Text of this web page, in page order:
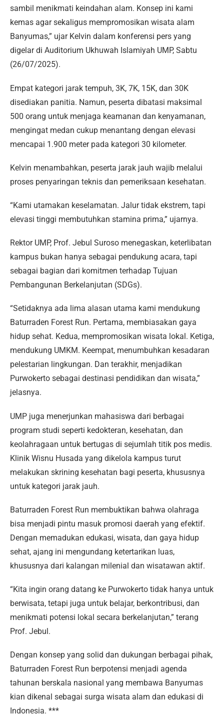
sambil menikmati keindahan alam. Konsep ini kami
kemas agar sekaligus mempromosikan wisata alam
Banyumas,” ujar Kelvin dalam konferensi pers yang
digelar di Auditorium Ukhuwah Islamiyah UMP, Sabtu
(26/07/2025).
Empat kategori jarak tempuh, 3K, 7K, 15K, dan 30K
disediakan panitia. Namun, peserta dibatasi maksimal
500 orang untuk menjaga keamanan dan kenyamanan,
mengingat medan cukup menantang dengan elevasi
mencapai 1.900 meter pada kategori 30 kilometer.
Kelvin menambahkan, peserta jarak jauh wajib melalui
proses penyaringan teknis dan pemeriksaan kesehatan.
“Kami utamakan keselamatan. Jalur tidak ekstrem, tapi
elevasi tinggi membutuhkan stamina prima,” ujarnya.
Rektor UMP, Prof. Jebul Suroso menegaskan, keterlibatan
kampus bukan hanya sebagai pendukung acara, tapi
sebagai bagian dari komitmen terhadap Tujuan
Pembangunan Berkelanjutan (SDGs).
“Setidaknya ada lima alasan utama kami mendukung
Baturraden Forest Run. Pertama, membiasakan gaya
hidup sehat. Kedua, mempromosikan wisata lokal. Ketiga,
mendukung UMKM. Keempat, menumbuhkan kesadaran
pelestarian lingkungan. Dan terakhir, menjadikan
Purwokerto sebagai destinasi pendidikan dan wisata,”
jelasnya.
UMP juga menerjunkan mahasiswa dari berbagai
program studi seperti kedokteran, kesehatan, dan
keolahragaan untuk bertugas di sejumlah titik pos medis.
Klinik Wisnu Husada yang dikelola kampus turut
melakukan skrining kesehatan bagi peserta, khususnya
untuk kategori jarak jauh.
Baturraden Forest Run membuktikan bahwa olahraga
bisa menjadi pintu masuk promosi daerah yang efektif.
Dengan memadukan edukasi, wisata, dan gaya hidup
sehat, ajang ini mengundang ketertarikan luas,
khususnya dari kalangan milenial dan wisatawan aktif.
“Kita ingin orang datang ke Purwokerto tidak hanya untuk
berwisata, tetapi juga untuk belajar, berkontribusi, dan
menikmati potensi lokal secara berkelanjutan,” terang
Prof. Jebul.
Dengan konsep yang solid dan dukungan berbagai pihak,
Baturraden Forest Run berpotensi menjadi agenda
tahunan berskala nasional yang membawa Banyumas
kian dikenal sebagai surga wisata alam dan edukasi di
Indonesia. ***